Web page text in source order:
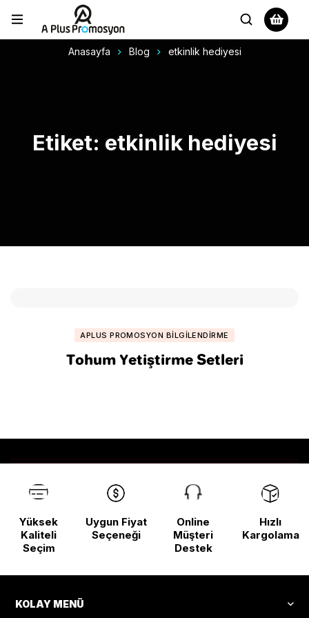
Anasayfa Blog etkinlik hediyesi
Etiket: etkinlik hediyesi
APLUS PROMOSYON BILGILENDIRME
Tohum Yetiştirme Setleri
Yüksek
Kaliteli
Seçim
Uygun Fiyat
Seçeneği
Online
Müşteri
Destek
Hızlı
Kargolama
KOLAY MENÜ